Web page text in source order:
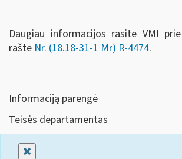
Daugiau informacijos rasite VMI
rašte Nr. (18.18-31-1 Mr) R-4474.
Informaciją parengė
Teisės departamentas